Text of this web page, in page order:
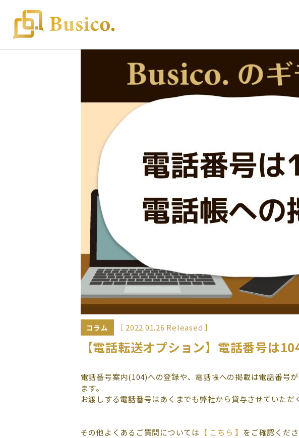
コラム ［ 2022.01.26 Released ］
【電話転送オプション】電話番号は
電話番号案内(104)への登録や、電話帳への掲載は電話番号
ます。
お渡しする電話番号はあくまでも弊社から貸与させていただ
その他よくあるご質問については 【 こちら 】 をご確認くださ